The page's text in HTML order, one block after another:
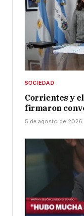
SOCIEDAD
Corrientes y
firmaron
5 de agosto de 2026